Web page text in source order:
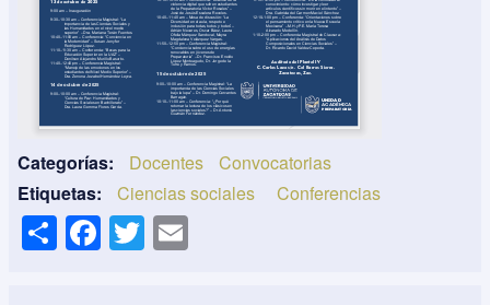
Categorías Docentes
Convocatorias
Etiquetas
Ciencias sociales Conferencias
S
h
F
a
T
wi